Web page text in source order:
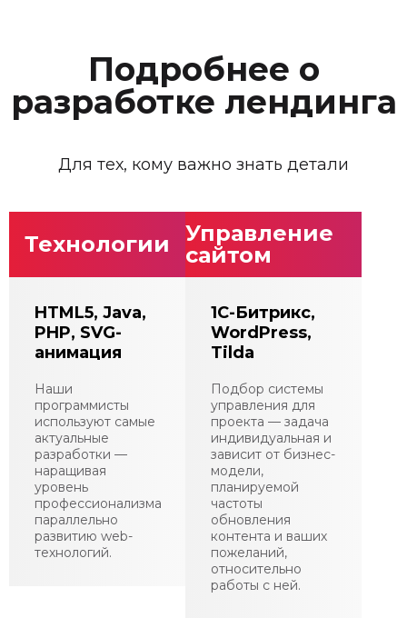
Подробнее о
разработке лендинга
Для тех, кому важно знать детали
Технологии
HTML5, Java,
PHP, SVG-
анимация
Наши
программисты
используют самые
актуальные
разработки —
наращивая
уровень
профессионализма
параллельно
развитию web-
технологий.
Управление
сайтом
1С-Битрикс,
WordPress,
Tilda
Подбор системы
управления для
проекта — задача
индивидуальная и
зависит от бизнес-
модели,
планируемой
частоты
обновления
контента и ваших
пожеланий,
относительно
работы с ней.